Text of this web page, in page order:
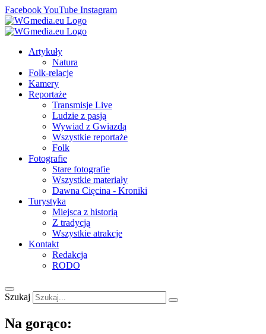
FacebookYouTube Instagram
Artykuły
Natura
Folk-relacje
Kamery
Reportaże
Transmisje Live
Ludzie z pasją
Wywiad z Gwiazdą
Wszystkie reportaże
Folk
Fotografie
Stare fotografie
Wszystkie materiały
Dawna Cięcina - Kroniki
Turystyka
Miejsca z historią
Z tradycją
Wszystkie atrakcje
Kontakt
Redakcja
RODO
Szukaj
Na gorąco: